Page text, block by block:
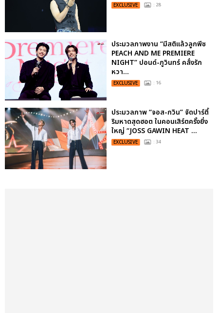
EXCLUSIVE : 28
ประมวลภาพงาน “มีสติแล้วลูกพีช
PEACH AND ME PREMIERE
NIGHT” ปอนด์-ภูวินทร์ คลั่งรัก
หวา...
EXCLUSIVE : 16
ประมวลภาพ “จอส-กวิน” จัดปาร์ตี้
ริมหาดสุดฮอต ในคอนเสิร์ตครั้งยิ่ง
ใหญ่ “JOSS GAWIN HEAT ...
EXCLUSIVE : 34